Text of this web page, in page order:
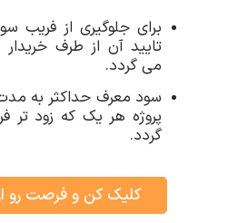
برای جلوگیری از فریب
تایید آن از طرف
می گردد.
پروژه هر یک که زود تر
گردد.
کلیک کن و فرصت رو